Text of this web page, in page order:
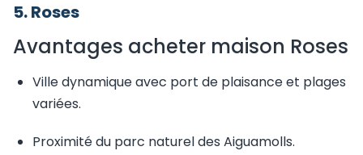
5. Roses
Avantages acheter maison Roses
Ville dynamique avec port de plaisance et plages
variées.
Proximité du parc naturel des Aiguamolls.